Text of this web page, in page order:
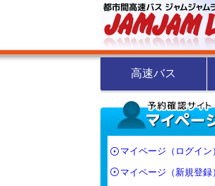
高速バス
マイページ（ログイン
マイページ（新規登録